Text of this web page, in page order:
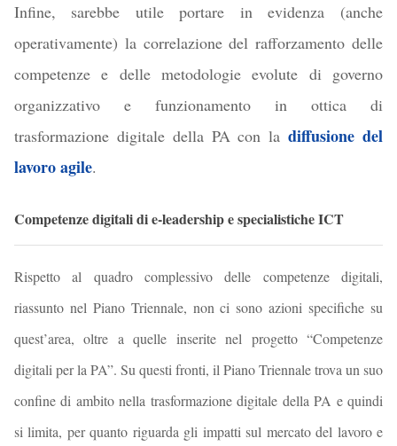
Infine, sarebbe utile portare in evidenza (anche
operativamente) la correlazione del rafforzamento delle
competenze e delle metodologie evolute di governo
organizzativo e funzionamento in ottica di
trasformazione digitale della PA con ladiffusione del
lavoro agile.
Competenze digitali di e-leadership e specialistiche ICT
Rispetto al quadro complessivo delle competenze digitali,
riassunto nel Piano Triennale, non ci sono azioni specifiche su
quest’area, oltre a quelle inserite nel progetto “Competenze
digitali per la PA”. Su questi fronti, il Piano Triennale trova un suo
confine di ambito nella trasformazione digitale della PA e quindi
si limita, per quanto riguarda gli impatti sul mercato del lavoro e